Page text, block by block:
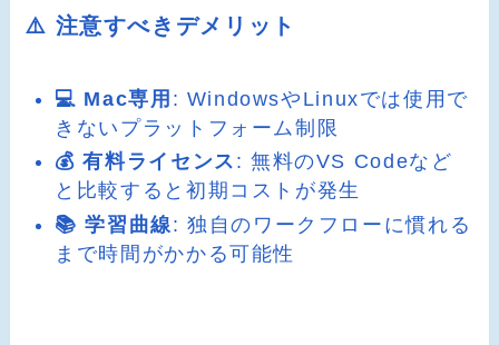
⚠️ 注意すべきデメリット
💻 Mac専用 : WindowsやLinuxでは使用で
きないプラットフォーム制限
💰 有料ライセンス : 無料のVS Codeなど
と比較すると初期コストが発生
📚 学習曲線 : 独自のワークフローに慣れる
まで時間がかかる可能性